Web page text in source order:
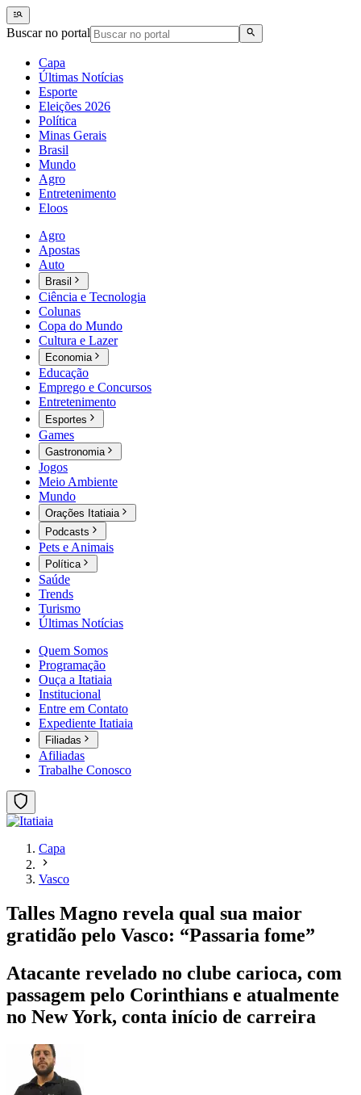
Buscar no portal
Capa
Últimas Notícias
Esporte
Eleições 2026
Política
Minas Gerais
Brasil
Mundo
Agro
Entretenimento
Eloos
Agro
Apostas
Auto
Brasil
Ciência e Tecnologia
Colunas
Copa do Mundo
Cultura e Lazer
Economia
Educação
Emprego e Concursos
Entretenimento
Esportes
Games
Gastronomia
Jogos
Meio Ambiente
Mundo
Orações Itatiaia
Podcasts
Pets e Animais
Política
Saúde
Trends
Turismo
Últimas Notícias
Quem Somos
Programação
Ouça a Itatiaia
Institucional
Entre em Contato
Expediente Itatiaia
Filiadas
Afiliadas
Trabalhe Conosco
Capa
Vasco
Talles Magno revela qual sua maior
gratidão pelo Vasco: “Passaria fome”
Atacante revelado no clube carioca, com
passagem pelo Corinthians e atualmente
no New York, conta início de carreira